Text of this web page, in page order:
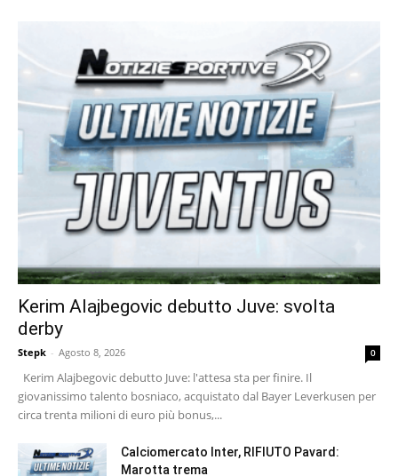
Kerim Alajbegovic debutto Juve: svolta
derby
Stepk - Agosto 8, 2026 0
Kerim Alajbegovic debutto Juve: l'attesa sta per finire. Il
giovanissimo talento bosniaco, acquistato dal Bayer Leverkusen per
circa trenta milioni di euro più bonus,...
Calciomercato Inter, RIFIUTO Pavard:
Marotta trema